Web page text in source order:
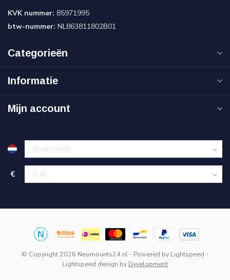
KVK nummer: 85971995
btw-nummer: NL863811802B01
Categorieën
Informatie
Mijn account
€
© Copyright 2026 Neomounts24.nl - Powered by Lightspeed -
Lightspeed design by Dyvelopment